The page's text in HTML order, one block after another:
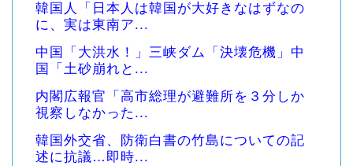
韓国人「日本人は韓国が大好きなはずなの
に、実は東南ア...
中国「大洪水！」三峡ダム「決壊危機」中
国「土砂崩れと...
内閣広報官「高市総理が避難所を３分しか
視察しなかった...
韓国外交省、防衛白書の竹島についての記
述に抗議…即時...